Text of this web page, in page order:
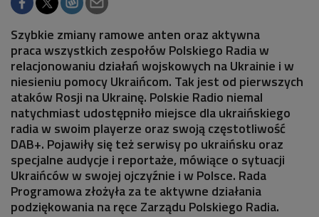
Szybkie zmiany ramowe anten oraz aktywna
praca wszystkich zespołów Polskiego Radia w
relacjonowaniu działań wojskowych na Ukrainie i w
niesieniu pomocy Ukraińcom. Tak jest od pierwszych
ataków Rosji na Ukrainę. Polskie Radio niemal
natychmiast udostępniło miejsce dla ukraińskiego
radia w swoim playerze oraz swoją częstotliwość
DAB+. Pojawiły się też serwisy po ukraińsku oraz
specjalne audycje i reportaże, mówiące o sytuacji
Ukraińców w swojej ojczyźnie i w Polsce. Rada
Programowa złożyła za te aktywne działania
podziękowania na ręce Zarządu Polskiego Radia.